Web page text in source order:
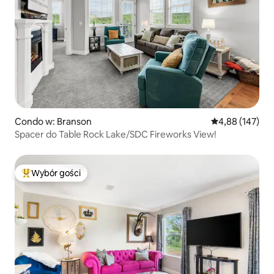
Condo w: Branson Średnia
4,88 (147)
Spacer do Table Rock Lake/SDC Fireworks View!
Najpopularniejsze z kategorii Wybór gości
Wybór gości